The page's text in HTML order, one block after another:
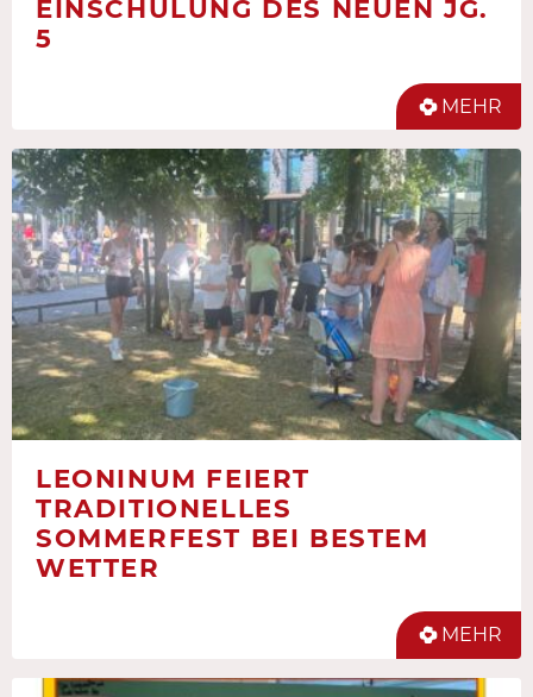
EINSCHULUNG DES NEUEN JG.
5
MEHR
LEONINUM FEIERT
TRADITIONELLES
SOMMERFEST BEI BESTEM
WETTER
MEHR